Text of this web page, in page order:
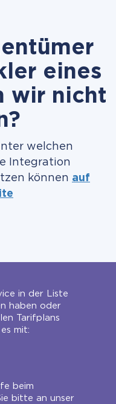
eines
wir nicht
welchen
Integration
können auf
in der Liste
haben oder
Tarifplans
mit:
beim
bitte an unser